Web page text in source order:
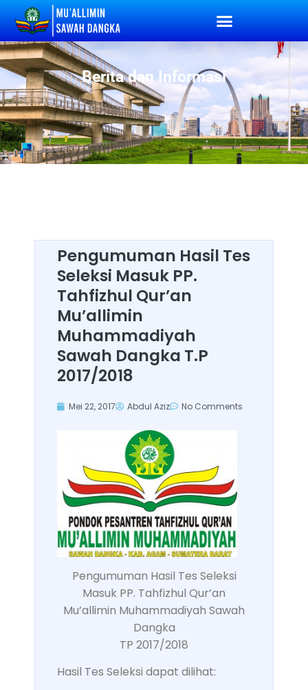
Berita dan Informasi
Pengumuman Hasil Tes
Seleksi Masuk PP.
Tahfizhul Qur’an
Mu’allimin
Muhammadiyah
Sawah Dangka T.P
2017/2018
Mei 22, 2017 Abdul Aziz No Comments
Pengumuman Hasil Tes Seleksi
Masuk PP. Tahfizhul Qur’an
Mu’allimin Muhammadiyah Sawah
Dangka
TP 2017/2018
Hasil Tes Seleksi dapat dilihat: